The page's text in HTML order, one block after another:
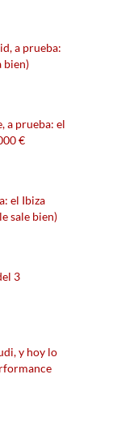
a prueba:
bien)
a prueba: el
€
el Ibiza
sale bien)
3
y hoy lo